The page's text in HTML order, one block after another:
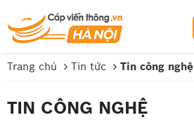
Trang chủ Tin tức Tin công nghệ
TIN CÔNG NGHỆ